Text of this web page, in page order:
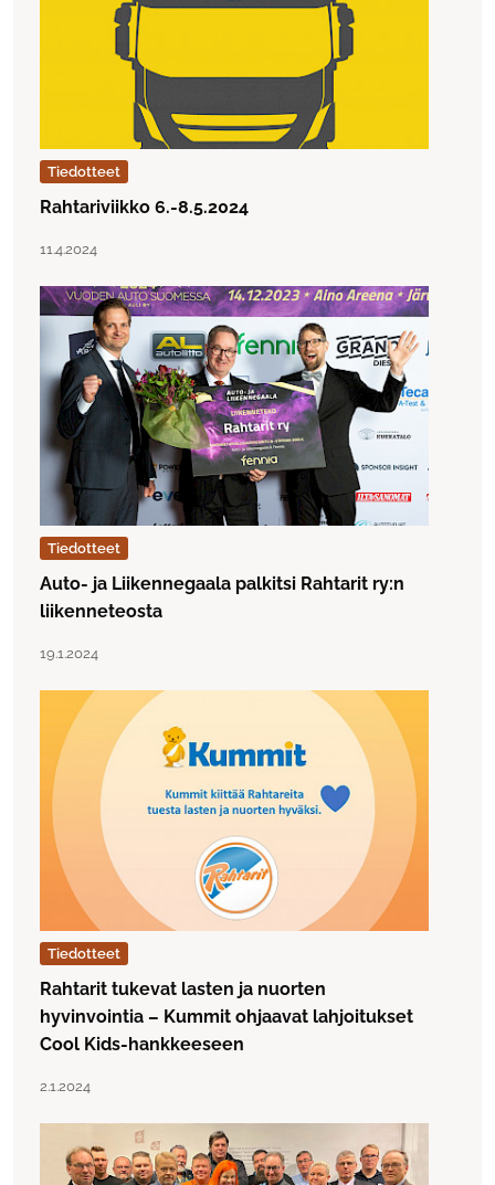
Tiedotteet
Rahtariviikko 6.-8.5.2024
11.4.2024
Tiedotteet
Auto- ja Liikennegaala palkitsi Rahtarit ry:n
liikenneteosta
19.1.2024
Tiedotteet
Rahtarit tukevat lasten ja nuorten
hyvinvointia – Kummit ohjaavat lahjoitukset
Cool Kids-hankkeeseen
2.1.2024